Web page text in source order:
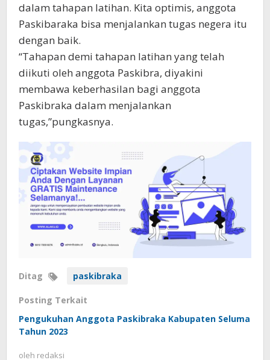
dalam tahapan latihan. Kita optimis, anggota
Paskibaraka bisa menjalankan tugas negera itu
dengan baik.
“Tahapan demi tahapan latihan yang telah
diikuti oleh anggota Paskibra, diyakini
membawa keberhasilan bagi anggota
Paskibraka dalam menjalankan
tugas,”pungkasnya.
Ditag paskibraka
Posting Terkait
Pengukuhan Anggota Paskibraka Kabupaten Seluma
Tahun 2023
oleh redaksi